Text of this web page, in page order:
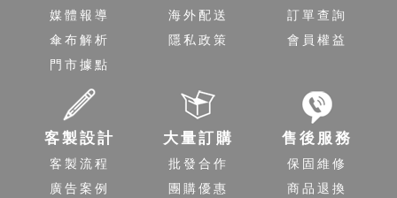
媒體報導
傘布解析
門市據點
海外配送
隱私政策
訂單查詢
會員權益
客製設計
客製流程
廣告案例
大量訂購
批發合作
團購優惠
售後服務
保固維修
商品退換